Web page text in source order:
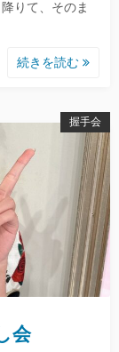
りて、そのま
続きを読む
握手会
会